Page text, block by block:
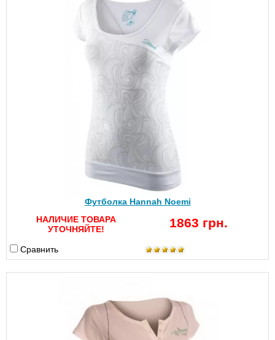
Футболка Hannah Noemi
НАЛИЧИЕ ТОВАРА
УТОЧНЯЙТЕ!
1863 грн.
Сравнить